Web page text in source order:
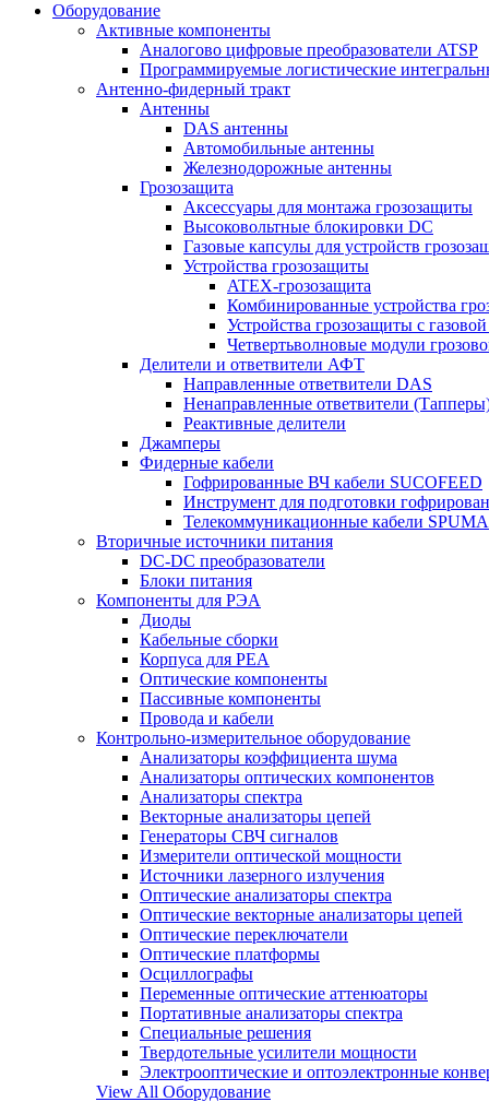
Оборудование
Активные компоненты
Аналогово цифровые преобразователи ATSP
Программируемые логистические
Антенно-фидерный тракт
Антенны
DAS антенны
Автомобильные антенны
Железнодорожные антенны
Грозозащита
Аксессуары для монтажа грозозащиты
Высоковольтные блокировки DC
Газовые капсулы для устройств
Устройства грозозащиты
ATEX-грозозащита
Комбинированные устройства
Устройства грозозащиты с
Четвертьволновые модули
Делители и ответвители АФТ
Направленные ответвители DAS
Ненаправленные ответвители
Реактивные делители
Джамперы
Фидерные кабели
Гофрированные ВЧ кабели SUCOFEED
Инструмент для подготовки
Телекоммуникационные кабели SPUMA
Вторичные источники питания
DC-DC преобразователи
Блоки питания
Компоненты для РЭА
Диоды
Кабельные сборки
Корпуса для РЕА
Оптические компоненты
Пассивные компоненты
Провода и кабели
Контрольно-измерительное оборудование
Анализаторы коэффициента шума
Анализаторы оптических компонентов
Анализаторы спектра
Векторные анализаторы цепей
Генераторы СВЧ сигналов
Измерители оптической мощности
Источники лазерного излучения
Оптические анализаторы спектра
Оптические векторные анализаторы цепей
Оптические переключатели
Оптические платформы
Осциллографы
Переменные оптические аттенюаторы
Портативные анализаторы спектра
Специальные решения
Твердотельные усилители мощности
Электрооптические и оптоэлектронные
View All Оборудование